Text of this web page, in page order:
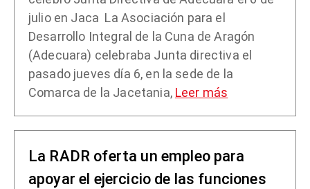
julio en Jaca La Asociación para el
Desarrollo Integral de la Cuna de Aragón
(Adecuara) celebraba Junta directiva el
pasado jueves día 6, en la sede de la
Comarca de la Jacetania, Leer más
La RADR oferta un empleo para
apoyar el ejercicio de las funciones